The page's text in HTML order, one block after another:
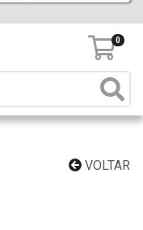
0
VOLTAR